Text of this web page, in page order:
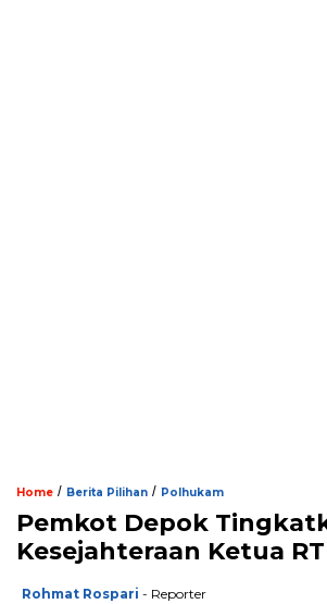
Home / Berita Pilihan / Polhukam
Pemkot Depok
Kesejahteraan Ketua
Rohmat Rospari - Reporter